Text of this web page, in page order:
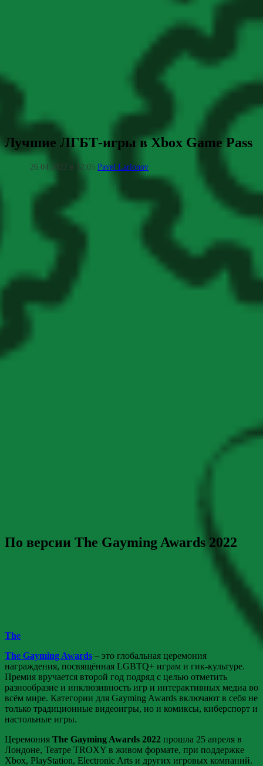
Лучшие ЛГБТ-игры в Xbox Game Pass
26.04.2022 в 12:05Pavel Larionov
По версии The Gayming Awards 2022
The
The Gayming Awards – это глобальная церемония
награждения, посвящённая LGBTQ+ играм и гик-культуре.
Премия вручается второй год подряд с целью отметить
разнообразие и инклюзивность игр и интерактивных медиа во
всём мире. Категории для Gayming Awards включают в себя не
только традиционные видеоигры, но и комиксы, киберспорт и
настольные игры.
Церемония The Gayming Awards 2022 прошла 25 апреля в
Лондоне, Театре TROXY в живом формате, при поддержке
Xbox, PlayStation, Electronic Arts и других игровых компаний.